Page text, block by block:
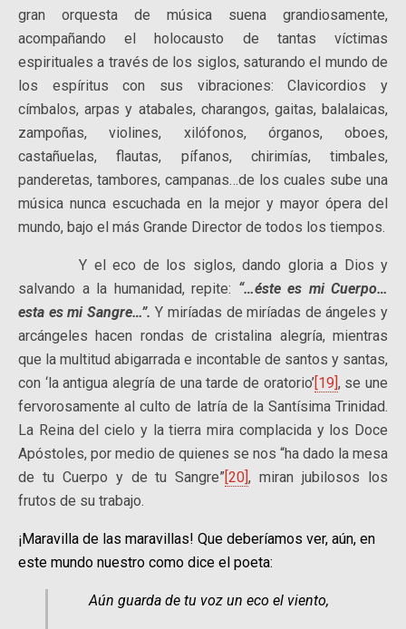
gran orquesta de música suena grandiosamente,
acompañando el holocausto de tantas víctimas
espirituales a través de los siglos, saturando el mundo de
los espíritus con sus vibraciones: Clavicordios y
címbalos, arpas y atabales, charangos, gaitas, balalaicas,
zampoñas, violines, xilófonos, órganos, oboes,
castañuelas, flautas, pífanos, chirimías, timbales,
panderetas, tambores, campanas…de los cuales sube una
música nunca escuchada en la mejor y mayor ópera del
mundo, bajo el más Grande Director de todos los tiempos.
Y el eco de los siglos, dando gloria a Dios y
salvando a la humanidad, repite: “…éste es mi Cuerpo…
esta es mi Sangre…”. Y miríadas de miríadas de ángeles y
arcángeles hacen rondas de cristalina alegría, mientras
que la multitud abigarrada e incontable de santos y santas,
con ‘la antigua alegría de una tarde de oratorio’ [19] , se une
fervorosamente al culto de latría de la Santísima Trinidad.
La Reina del cielo y la tierra mira complacida y los Doce
Apóstoles, por medio de quienes se nos “ha dado la mesa
de tu Cuerpo y de tu Sangre” [20], miran jubilosos los
frutos de su trabajo.
¡Maravilla de las maravillas! Que deberíamos ver, aún, en
este mundo nuestro como dice el poeta:
Aún guarda de tu voz un eco el viento,